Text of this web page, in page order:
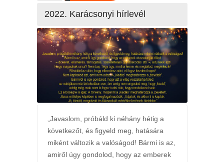
2022. Karácsonyi hírlevél
„Javaslom, próbáld ki néhány hétig a
következőt, és figyeld meg, hatására
miként változik a valóságod! Bármi is az,
amiről úgy gondolod, hogy az emberek